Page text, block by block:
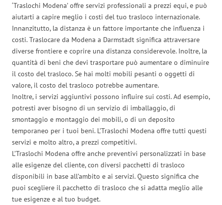
‘Traslochi Modena’ offre servizi professionali a prezzi equi, e può
aiutarti a capire meglio i costi del tuo trasloco internazionale.
Innanzitutto, la distanza è un fattore importante che influenza i
costi. Traslocare da Modena a Darmstadt significa attraversare
diverse frontiere e coprire una distanza considerevole. Inoltre, la
quantità di beni che devi trasportare può aumentare o diminuire
il costo del trasloco. Se hai molti mobili pesanti o oggetti di
valore, il costo del trasloco potrebbe aumentare.
Inoltre, i servizi aggiuntivi possono influire sui costi. Ad esempio,
potresti aver bisogno di un servizio di imballaggio, di
smontaggio e montaggio dei mobili, o di un deposito
temporaneo per i tuoi beni. L’Traslochi Modena offre tutti questi
servizi e molto altro, a prezzi competitivi.
L’Traslochi Modena offre anche preventivi personalizzati in base
alle esigenze del cliente, con diversi pacchetti di trasloco
disponibili in base all’ambito e ai servizi. Questo significa che
puoi scegliere il pacchetto di trasloco che si adatta meglio alle
tue esigenze e al tuo budget.